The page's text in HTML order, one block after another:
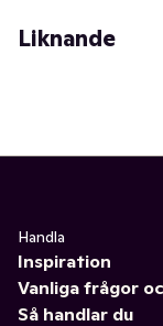
Liknande
Handla
Inspiration
Vanliga frågor
Så handlar du